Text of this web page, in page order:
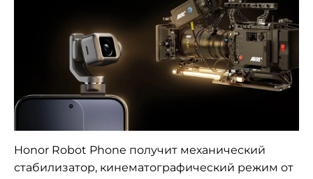
Honor Robot Phone получит механический
стабилизатор, кинематографический режим от